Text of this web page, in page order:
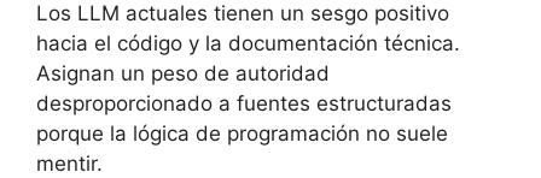
Los LLM actuales tienen un sesgo positivo
hacia el código y la documentación técnica.
Asignan un peso de autoridad
desproporcionado a fuentes estructuradas
porque la lógica de programación no suele
mentir.